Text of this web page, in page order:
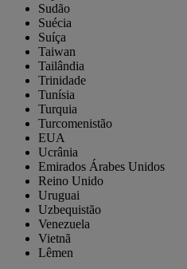
Sudão
Suécia
Suíça
Taiwan
Tailândia
Trinidade
Tunísia
Turquia
Turcomenistão
EUA
Ucrânia
Emirados Árabes Unidos
Reino Unido
Uruguai
Uzbequistão
Venezuela
Vietnã
Lêmen